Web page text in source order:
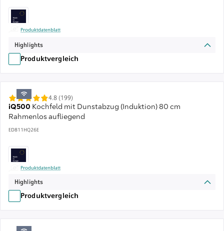
Produktdatenblatt
Highlights
Produktvergleich
iQ500 Kochfeld mit Dunstabzug (Induktion) 80 cm
Rahmenlos aufliegend
ED811HQ26E
4.8 (199)
Produktdatenblatt
Highlights
Produktvergleich